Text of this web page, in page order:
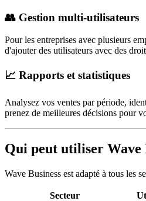
👥 Gestion multi-utilisateurs
Pour les entreprises avec plusieurs
d'ajouter des utilisateurs avec des
📈 Rapports et statistiques
Analysez vos ventes par période,
prenez de meilleures décisions pour
Qui peut utiliser Wave
Wave Business est adapté à tous les
Secteur